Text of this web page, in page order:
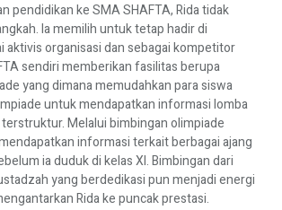
pendidikan ke SMA SHAFTA, Rida tidak
Ia memilih untuk tetap hadir di
aktivis organisasi dan sebagai kompetitor
sendiri memberikan fasilitas berupa
yang dimana memudahkan para siswa
untuk mendapatkan informasi lomba
Melalui bimbingan olimpiade
informasi terkait berbagai ajang
ia duduk di kelas XI. Bimbingan dari
yang berdedikasi pun menjadi energi
Rida ke puncak prestasi.